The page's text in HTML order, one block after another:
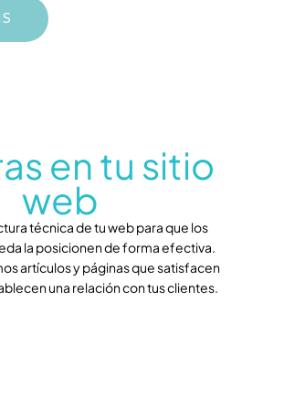
en tu sitio
web
técnica de tu web para que los
la posicionen de forma efectiva.
artículos y páginas que satisfacen
una relación con tus clientes.